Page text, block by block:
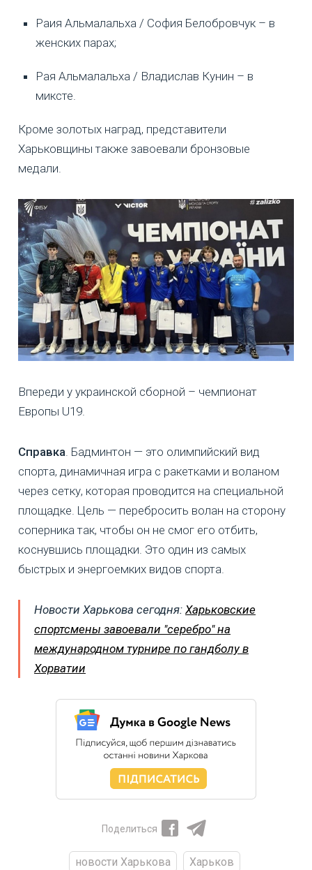
Раия Альмалальха / София Белобровчук – в
женских парах;
Рая Альмалальха / Владислав Кунин – в
миксте.
Кроме золотых наград, представители
Харьковщины также завоевали бронзовые
медали.
Впереди у украинской сборной – чемпионат
Европы U19.
Справка. Бадминтон — это олимпийский вид
спорта, динамичная игра с ракетками и воланом
через сетку, которая проводится на специальной
площадке. Цель — перебросить волан на сторону
соперника так, чтобы он не смог его отбить,
коснувшись площадки. Это один из самых
быстрых и энергоемких видов спорта.
Новости Харькова сегодня: Харьковские
спортсмены завоевали "серебро" на
международном турнире по гандболу в
Хорватии
Поделиться
новости Харькова
Харьков